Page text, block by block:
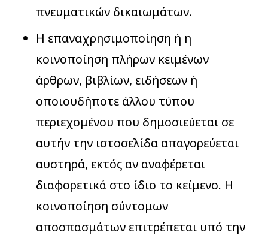
πνευματικών δικαιωμάτων.
Η επαναχρησιμοποίηση ή η
κοινοποίηση πλήρων κειμένων
άρθρων, βιβλίων, ειδήσεων ή
οποιουδήποτε άλλου τύπου
περιεχομένου που δημοσιεύεται σε
αυτήν την ιστοσελίδα απαγορεύεται
αυστηρά, εκτός αν αναφέρεται
διαφορετικά στο ίδιο το κείμενο. Η
κοινοποίηση σύντομων
αποσπασμάτων επιτρέπεται υπό την